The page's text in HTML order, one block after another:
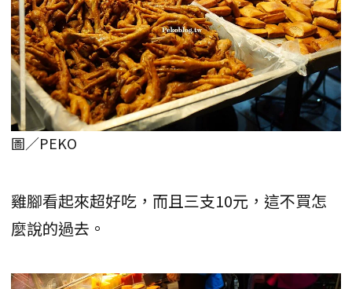
圖／PEKO
雞腳看起來超好吃，而且三支10元，這不買怎
麼說的過去。